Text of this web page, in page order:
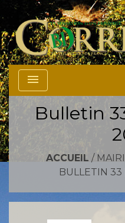
menu
Bulletin
ACCUEIL /
BULLETIN